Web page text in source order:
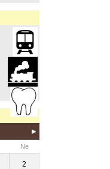
Ne
2